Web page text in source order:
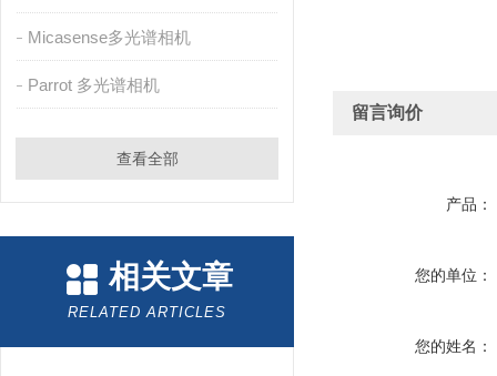
Micasense多光谱相机
Parrot 多光谱相机
查看全部
相关文章
RELATED ARTICLES
留言询价
产品：
您的单位：
您的姓名：